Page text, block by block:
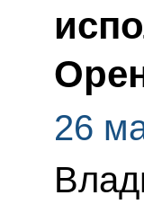
26